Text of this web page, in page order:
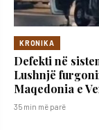
KRONIKA
Defekti në
Lushnjë
Maqedonia e
35 min më parë